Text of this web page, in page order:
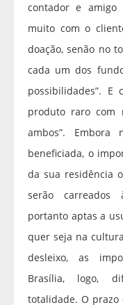
contador e amigo
muito com o
doação, senão no
cada um dos
possibilidades”. E
produto raro com
ambos”.
beneficiada, o
da sua residência
serão carreados
portanto aptas a
quer seja na
desleixo, as
Brasília, logo,
totalidade. O prazo